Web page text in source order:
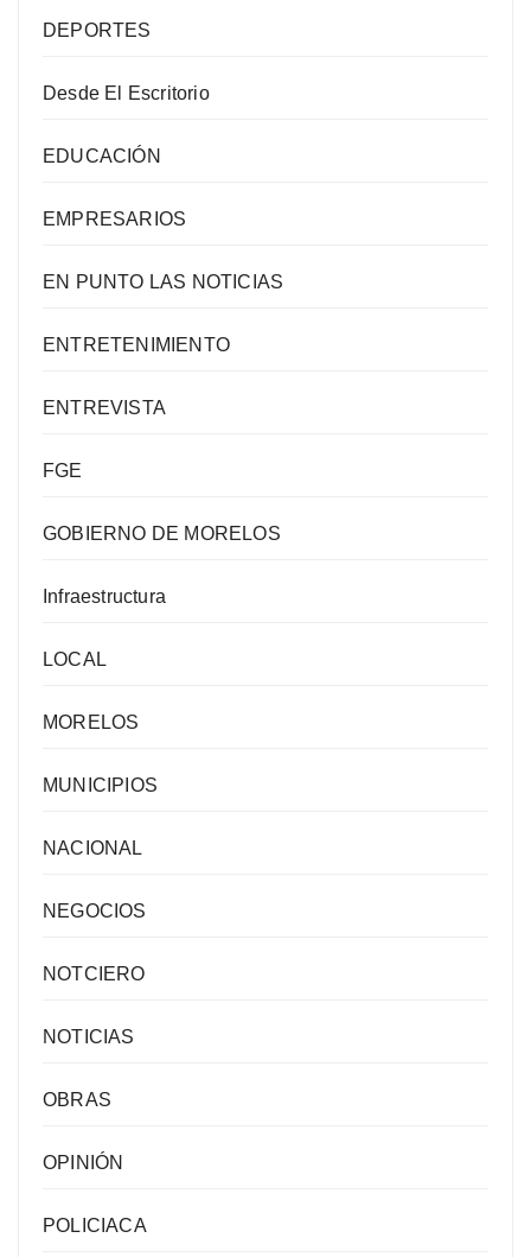
DEPORTES
Desde El Escritorio
EDUCACIÓN
EMPRESARIOS
EN PUNTO LAS NOTICIAS
ENTRETENIMIENTO
ENTREVISTA
FGE
GOBIERNO DE MORELOS
Infraestructura
LOCAL
MORELOS
MUNICIPIOS
NACIONAL
NEGOCIOS
NOTCIERO
NOTICIAS
OBRAS
OPINIÓN
POLICIACA